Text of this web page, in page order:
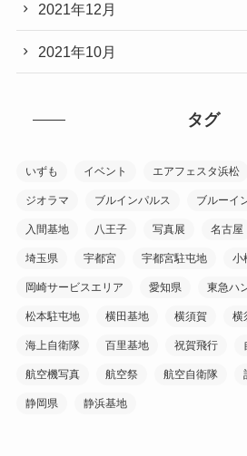
2021年12月
2021年10月
タグ
いずも イベント エアフェスタ浜松
ジオラマ ブルインパルス ブルーイ
入間基地 八王子 写真展 名古屋
埼玉県 宇都宮 宇都宮駐屯地 小
岡崎サービスエリア 愛知県 東急ハ
松本駐屯地 横田基地 横須賀 横
海上自衛隊 百里基地 祝賀飛行
航空機写真 航空祭 航空自衛隊
静岡県 静浜基地